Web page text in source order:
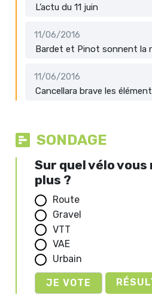
L’actu du 11 juin
11/06/2016
Bardet et Pinot sonnent la
11/06/2016
Cancellara brave les
SONDAGE
Sur quel vélo vous
plus ?
Route
Gravel
VTT
VAE
Urbain